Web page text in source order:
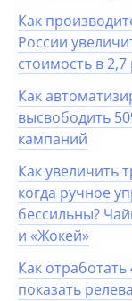
Как
России
стоимость в 2,7
Как
высвободить
кампаний
Как увеличить
когда ручное
бессильны?
и «Жокей»
Как
показать